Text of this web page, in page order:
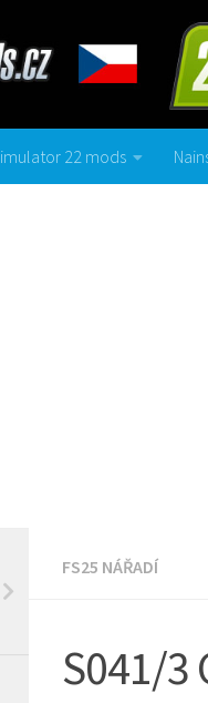
22 mods
FS25 NÁŘADÍ
S041/3